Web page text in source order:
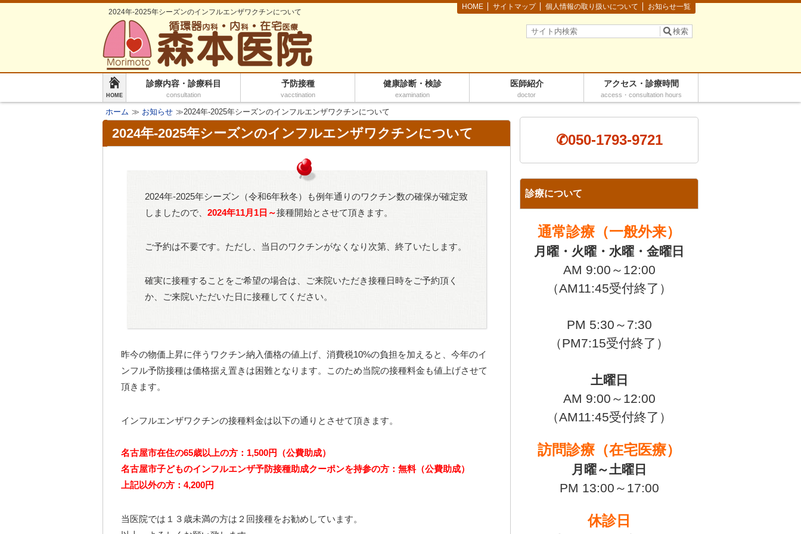
2024年-2025年シーズンのインフルエンザワクチンについて
HOME
診療内容・診療科目
consultation
予防接種
vacctination
健康診断・検診
examination
医師紹介
doctor
アクセス・診療時間
access・consultation hours
HOME サイトマップ 個人情報の取り扱いについて お知らせ一覧
ホーム ≫ お知らせ ≫2024年-2025年シーズンのインフルエンザワクチンについて
2024年-2025年シーズンのインフルエンザワクチンについて
2024年-2025年シーズン（令和6年秋冬）も例年通りのワクチン数の確保が確定致
しましたので、 2024年11月1日～接種開始とさせて頂きます。
ご予約は不要です。ただし、当日のワクチンがなくなり次第、終了いたします。
確実に接種することをご希望の場合は、ご来院いただき接種日時をご予約頂く
か、ご来院いただいた日に接種してください。
昨今の物価上昇に伴うワクチン納入価格の値上げ、消費税10%の負担を加えると、今年のイ
ンフル予防接種は価格据え置きは困難となります。このため当院の接種料金も値上げさせて
頂きます。
インフルエンザワクチンの接種料金は以下の通りとさせて頂きます。
名古屋市在住の65歳以上の方：1,500円（公費助成）
名古屋市子どものインフルエンザ予防接種助成クーポンを持参の方：無料（公費助成）
上記以外の方：4,200円
当医院では１３歳未満の方は２回接種をお勧めしています。
✆050-1793-9721
診療について
通常診療（一般外来）
月曜・火曜・水曜・金曜日
AM 9:00～12:00
（AM11:45受付終了）
PM 5:30～7:30
（PM7:15受付終了）
土曜日
AM 9:00～12:00
（AM11:45受付終了）
訪問診療（在宅医療）
月曜～土曜日
PM 13:00～17:00
休診日